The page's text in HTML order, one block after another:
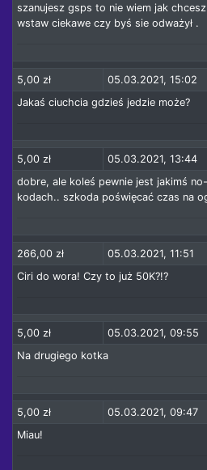
szanujesz gsps to nie wiem jak
wstaw ciekawe czy byś sie odważył .
5,00 zł 05.03.2021, 15:02
Jakaś ciuchcia gdzieś jedzie może?
5,00 zł 05.03.2021, 13:44
dobre, ale koleś pewnie jest jakimś
kodach.. szkoda poświęcać czas na
266,00 zł 05.03.2021, 11:51
Ciri do wora! Czy to już 50K?!?
5,00 zł 05.03.2021, 09:55
Na drugiego kotka
5,00 zł 05.03.2021, 09:47
Miau!